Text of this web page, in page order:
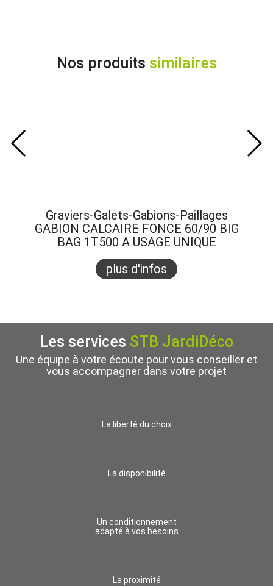
Nos produits similaires
Graviers-Galets-Gabions-Paillages
GABION CALCAIRE FONCE 60/90 BIG
BAG 1T500 A USAGE UNIQUE
plus d'infos
Les services STB JardiDéco
Une équipe à votre écoute pour vous conseiller et
vous accompagner dans votre projet
La liberté du choix
La disponibilité
Un conditionnement
adapté à vos besoins
La proximité